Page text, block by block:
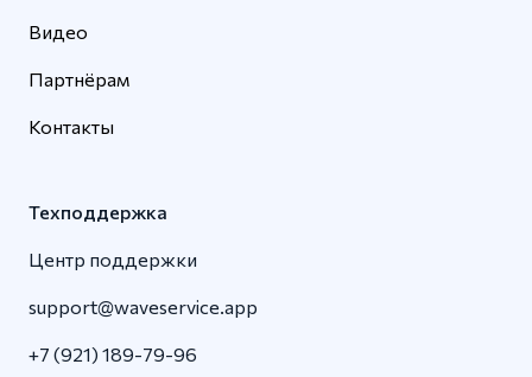
Видео
Партнёрам
Контакты
Техподдержка
Центр поддержки
support@waveservice.app
+7 (921) 189-79-96